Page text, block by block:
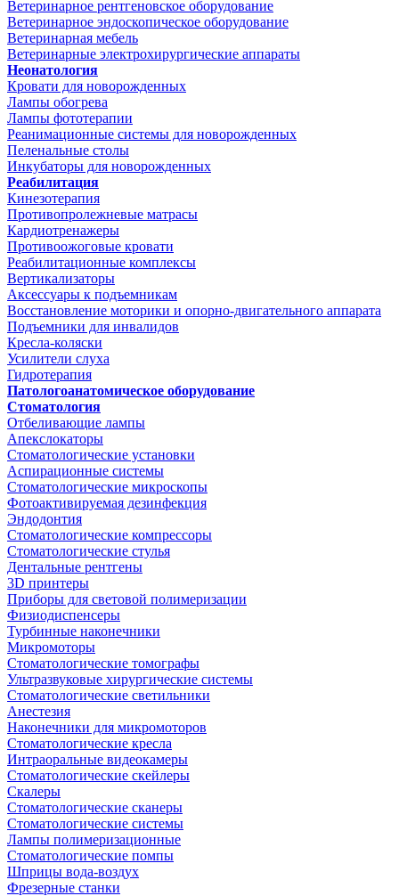
Ветеринарное рентгеновское оборудование
Ветеринарное эндоскопическое оборудование
Ветеринарная мебель
Ветеринарные электрохирургические аппараты
Неонатология
Кровати для новорожденных
Лампы обогрева
Лампы фототерапии
Реанимационные системы для новорожденных
Пеленальные столы
Инкубаторы для новорожденных
Реабилитация
Кинезотерапия
Противопролежневые матрасы
Кардиотренажеры
Противоожоговые кровати
Реабилитационные комплексы
Вертикализаторы
Аксессуары к подъемникам
Восстановление моторики и опорно-двигательного аппарата
Подъемники для инвалидов
Кресла-коляски
Усилители слуха
Гидротерапия
Патологоанатомическое оборудование
Стоматология
Отбеливающие лампы
Апекслокаторы
Стоматологические установки
Аспирационные системы
Стоматологические микроскопы
Фотоактивируемая дезинфекция
Эндодонтия
Стоматологические компрессоры
Стоматологические стулья
Дентальные рентгены
3D принтеры
Приборы для световой полимеризации
Физиодиспенсеры
Турбинные наконечники
Микромоторы
Стоматологические томографы
Ультразвуковые хирургические системы
Стоматологические светильники
Анестезия
Наконечники для микромоторов
Стоматологические кресла
Интраоральные видеокамеры
Стоматологические скейлеры
Скалеры
Стоматологические сканеры
Стоматологические системы
Лампы полимеризационные
Стоматологические помпы
Шприцы вода-воздух
Фрезерные станки